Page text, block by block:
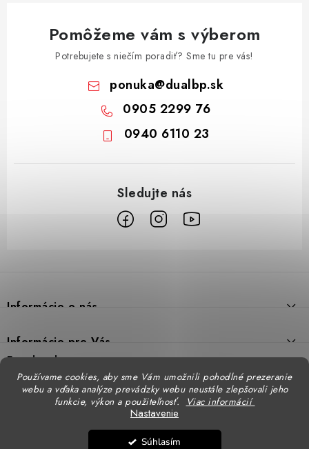
Používame cookies, aby sme Vám umožnili pohodlné prezeranie
webu a vďaka analýze prevádzky webu neustále zlepšovali jeho
funkcie, výkon a použiteľnosť.
Viac informácií
Nastavenie
Súhlasím
Pomôžeme vám s výberom
Potrebujete s niečím poradiť? Sme tu pre vás!
ponuka@dualbp.sk
0905 2299 76
0940 6110 23
p
i
Informácie o nás
Prečo DUAL BP
Predajne
Doprava
Informácie pre Vás
Formulár na výmenu tovaru
Facebook
Katalógy
STENSO - kompletné OOPP